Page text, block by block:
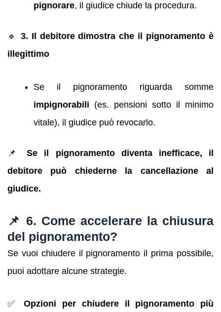
pignorare, il giudice chiude la procedura.
🔹 3. Il debitore dimostra che il pignoramento è
illegittimo
Se il pignoramento riguarda somme
impignorabili (es. pensioni sotto il minimo
vitale), il giudice può revocarlo.
📌Se il pignoramento diventa inefficace, il
debitore può chiederne la cancellazione al
giudice.
📌 6. Come accelerare la chiusura
del pignoramento?
Se vuoi chiudere il pignoramento il prima possibile,
puoi adottare alcune strategie.
✅Opzioni per chiudere il pignoramento più